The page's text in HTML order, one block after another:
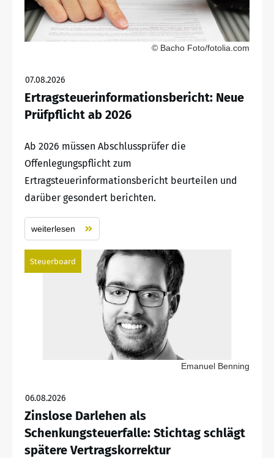
© Bacho Foto/fotolia.com
07.08.2026
Ertragsteuerinformationsbericht: Neue
Prüfpflicht ab 2026
Ab 2026 müssen Abschlussprüfer die
Offenlegungspflicht zum
Ertragsteuerinformationsbericht beurteilen und
darüber gesondert berichten.
weiterlesen
Steuerboard
Emanuel Benning
06.08.2026
Zinslose Darlehen als
Schenkungsteuerfalle: Stichtag schlägt
spätere Vertragskorrektur